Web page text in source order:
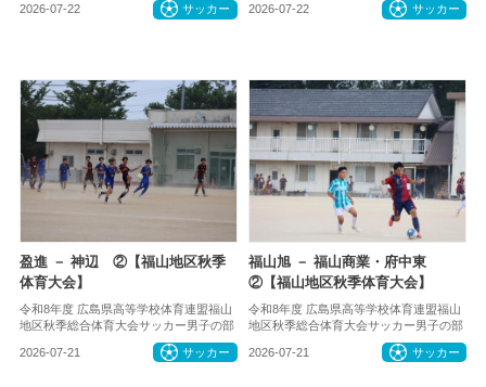
2026-07-22 サッカー 2026-07-22 サッカー
盈進 － 神辺 ②【福山地区秋季
体育大会】
令和8年度 広島県高等学校体育連盟福山
地区秋季総合体育大会サッカー男子の部
2026-07-21 サッカー
福山旭 － 福山商業・府中東
②【福山地区秋季体育大会】
令和8年度 広島県高等学校体育連盟福山
地区秋季総合体育大会サッカー男子の部
2026-07-21 サッカー